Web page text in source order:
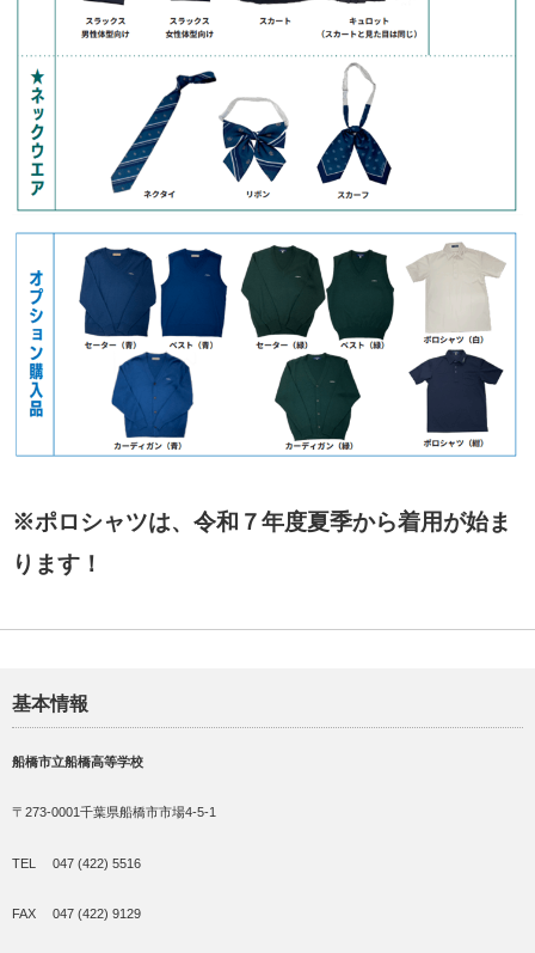
※ポロシャツは、令和７年度夏季から着用が始ま
ります！
基本情報
船橋市立船橋高等学校
〒273-0001千葉県船橋市市場4-5-1
TEL 047 (422) 5516
FAX 047 (422) 9129